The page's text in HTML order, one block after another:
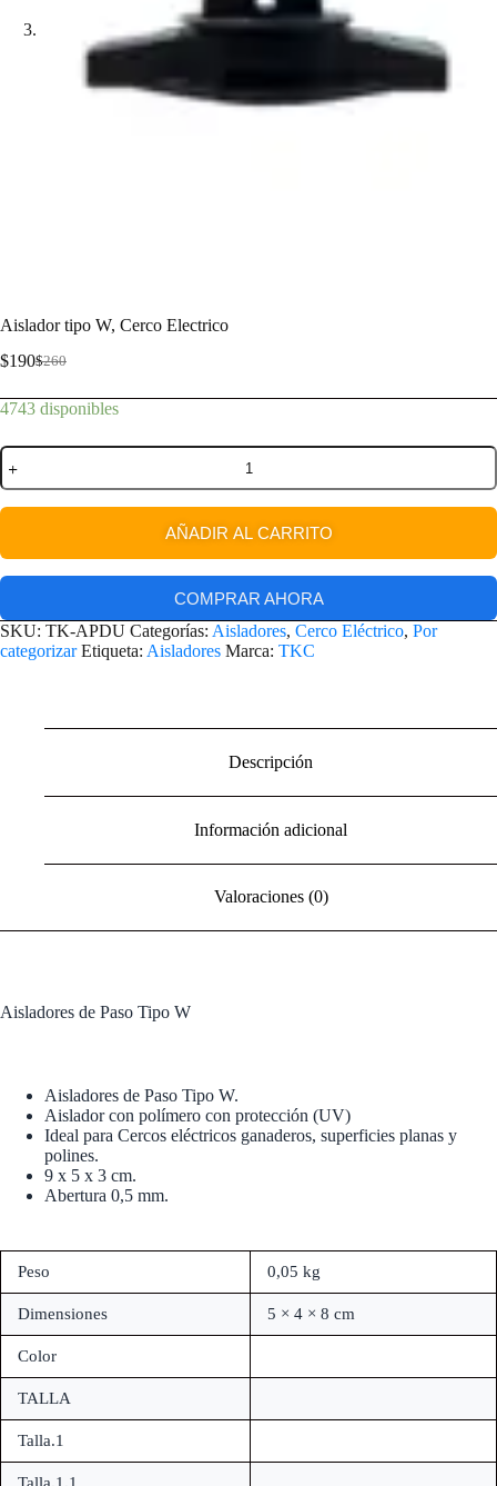
Aislador tipo W, Cerco Electrico
$260
$190
4743 disponibles
AÑADIR AL CARRITO
COMPRAR AHORA
SKU: TK-APDU Categorías: Aisladores, Cerco Eléctrico, Por
categorizar Etiqueta: Aisladores Marca: TKC
Descripción
Información adicional
Valoraciones (0)
Aisladores de Paso Tipo W
Aisladores de Paso Tipo W.
Aislador con polímero con protección (UV)
Ideal para Cercos eléctricos ganaderos, superficies planas y
polines.
9 x 5 x 3 cm.
Abertura 0,5 mm.
Peso 0,05 kg
Dimensiones 5 × 4 × 8 cm
Color
TALLA
Talla.1